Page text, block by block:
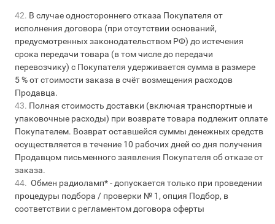
В случае одностороннего отказа Покупателя от
исполнения договора (при отсутствии оснований,
предусмотренных законодательством РФ) до истечения
срока передачи товара (в том числе до передачи
перевозчику) с Покупателя удерживается сумма в размере
5 % от стоимости заказа в счёт возмещения расходов
Продавца.
Полная стоимость доставки (включая транспортные и
упаковочные расходы) при возврате товара подлежит оплате
Покупателем. Возврат оставшейся суммы денежных средств
осуществляется в течение 10 рабочих дней со дня получения
Продавцом письменного заявления Покупателя об отказе от
заказа.
Обмен радиоламп* - допускается только при проведении
процедуры подбора / проверки № 1, опция Подбор, в
соответствии с регламентом договора оферты